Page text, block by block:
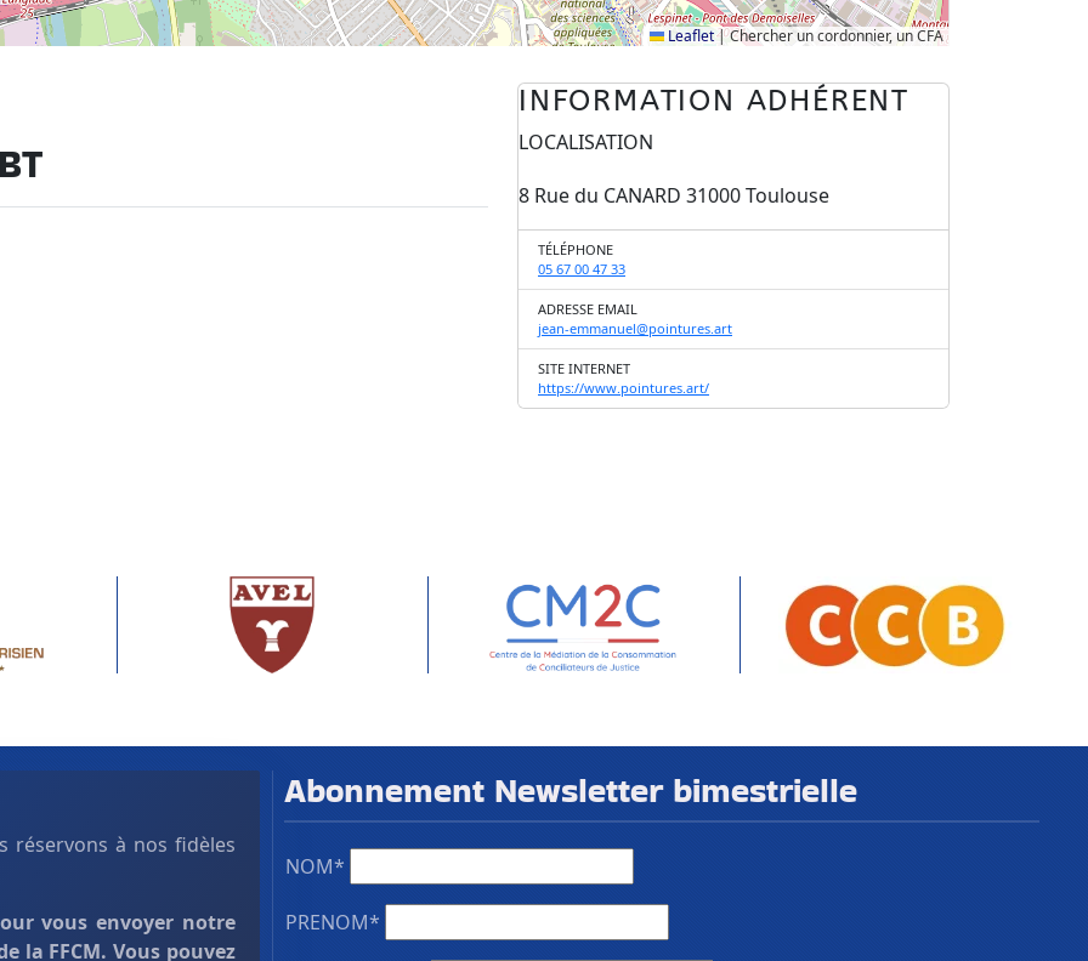
Leaflet|Chercher un cordonnier, un CFA
INFORMATION ADHÉRENT
LOCALISATION
8 Rue du CANARD 31000 Toulouse
TÉLÉPHONE
05 67 00 47 33
ADRESSE EMAIL
jean-emmanuel@pointures.art
SITE INTERNET
https://www.pointures.art/
réservons à nos fidèles
vous envoyer notre
la FFCM. Vous pouvez
Abonnement Newsletter bimestrielle
NOM*
PRENOM*